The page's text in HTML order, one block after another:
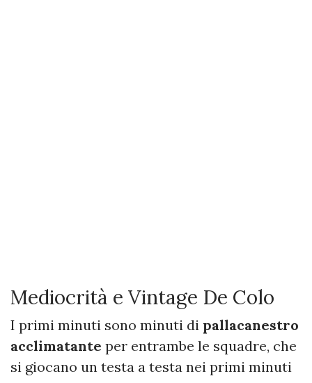
Mediocrità e Vintage De Colo
I primi minuti sono minuti di pallacanestro
acclimatante per entrambe le squadre, che
si giocano un testa a testa nei primi minuti